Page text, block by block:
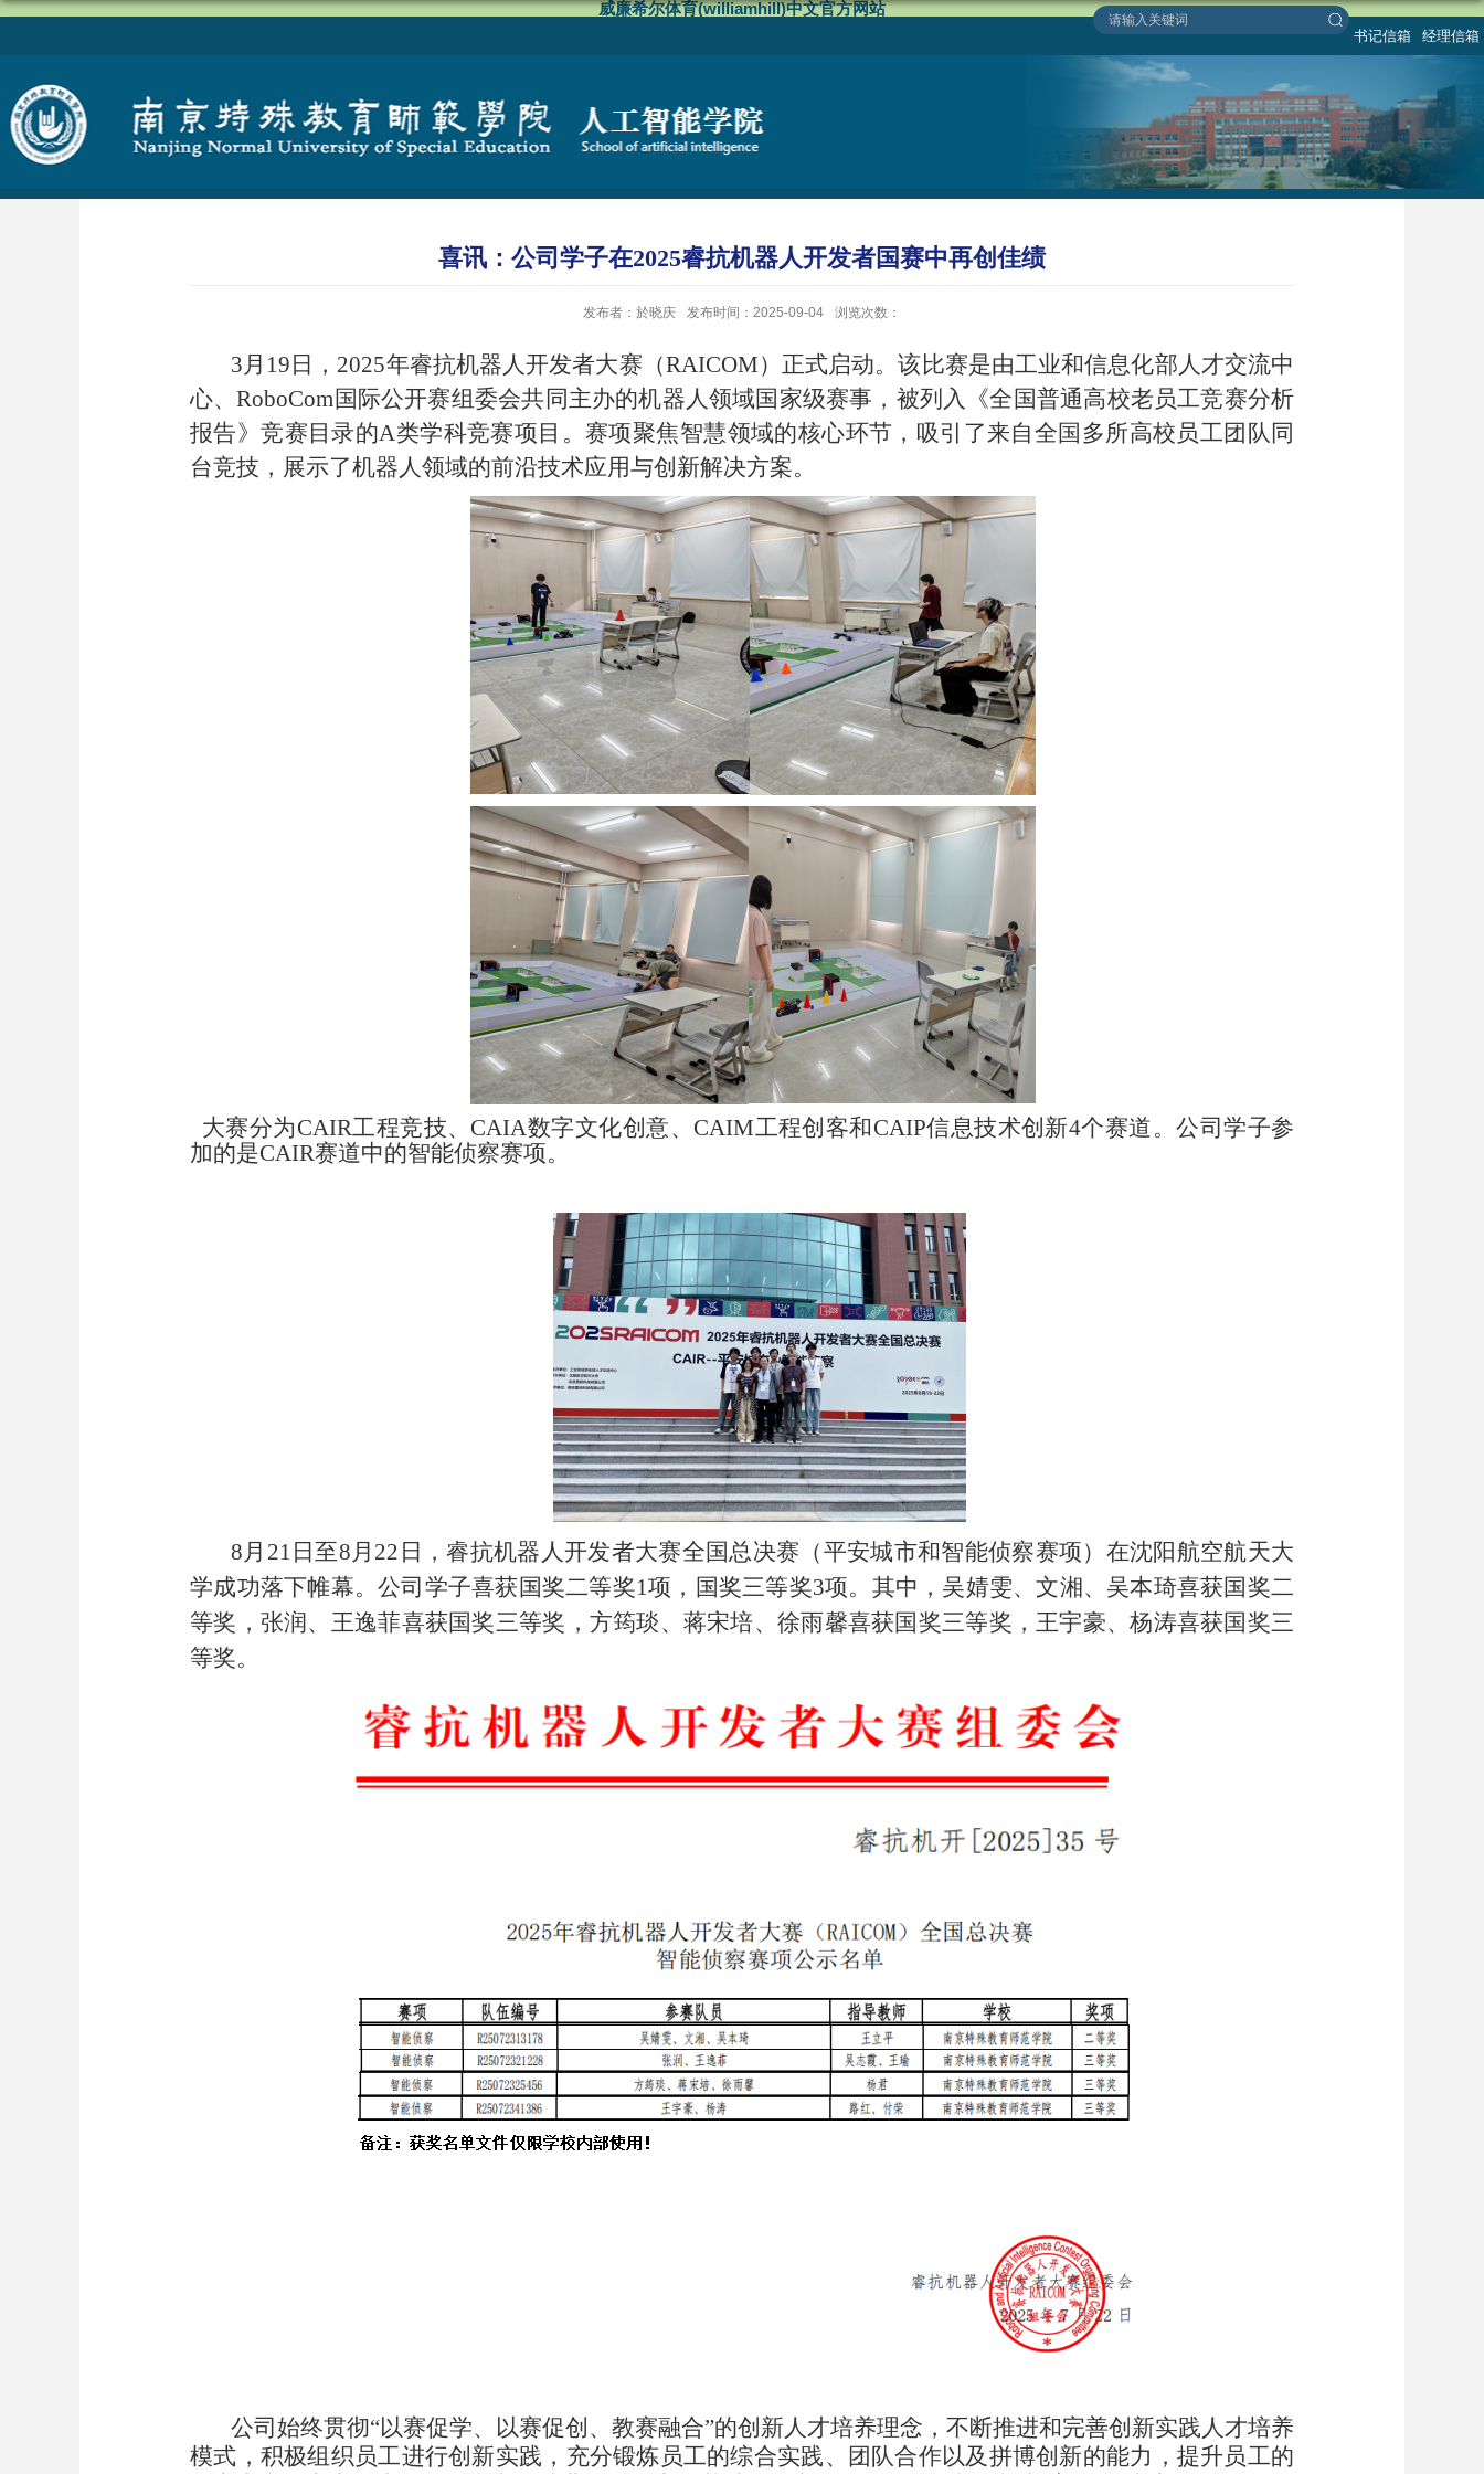
威廉希尔体育(williamhill)中文官方网站
书记信箱 经理信箱
喜讯：公司学子在2025睿抗机器人开发者国赛中再创佳绩
发布者：於晓庆 发布时间：2025-09-04 浏览次数：
3月19日，2025年睿抗机器人开发者大赛（RAICOM）正式启动。该比赛是由工业和信息化部人才交流中
心、RoboCom国际公开赛组委会共同主办的机器人领域国家级赛事，被列入《全国普通高校老员工竞赛分析
报告》竞赛目录的A类学科竞赛项目。赛项聚焦智慧领域的核心环节，吸引了来自全国多所高校员工团队同
台竞技，展示了机器人领域的前沿技术应用与创新解决方案。
大赛分为CAIR工程竞技、CAIA数字文化创意、CAIM工程创客和CAIP信息技术创新4个赛道。公司学子参
加的是CAIR赛道中的智能侦察赛项。
8月21日至8月22日，睿抗机器人开发者大赛全国总决赛（平安城市和智能侦察赛项）在沈阳航空航天大
学成功落下帷幕。公司学子喜获国奖二等奖1项，国奖三等奖3项。其中，吴婧雯、文湘、吴本琦喜获国奖二
等奖，张润、王逸菲喜获国奖三等奖，方筠琰、蒋宋培、徐雨馨喜获国奖三等奖，王宇豪、杨涛喜获国奖三
等奖。
公司始终贯彻“以赛促学、以赛促创、教赛融合”的创新人才培养理念，不断推进和完善创新实践人才培养
模式，积极组织员工进行创新实践，充分锻炼员工的综合实践、团队合作以及拼博创新的能力，提升员工的